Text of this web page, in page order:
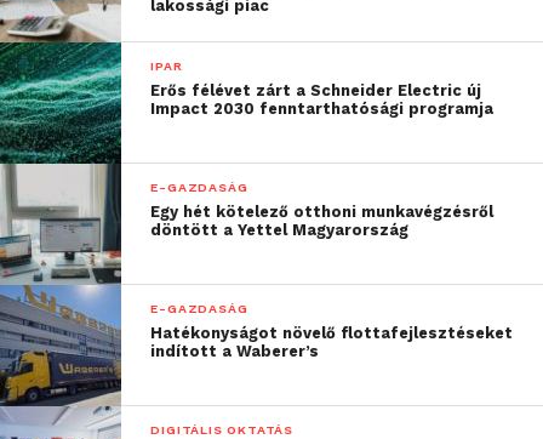
További friss híreket talál a
Csatlakozzon hozzánk a Facebookonis!
lakossági piac
IPAR
Erős félévet zárt a Schneider Electric új
Impact 2030 fenntarthatósági programja
E-GAZDASÁG
Egy hét kötelező otthoni munkavégzésről
döntött a Yettel Magyarország
E-GAZDASÁG
Hatékonyságot növelő flottafejlesztéseket
indított a Waberer’s
DIGITÁLIS OKTATÁS